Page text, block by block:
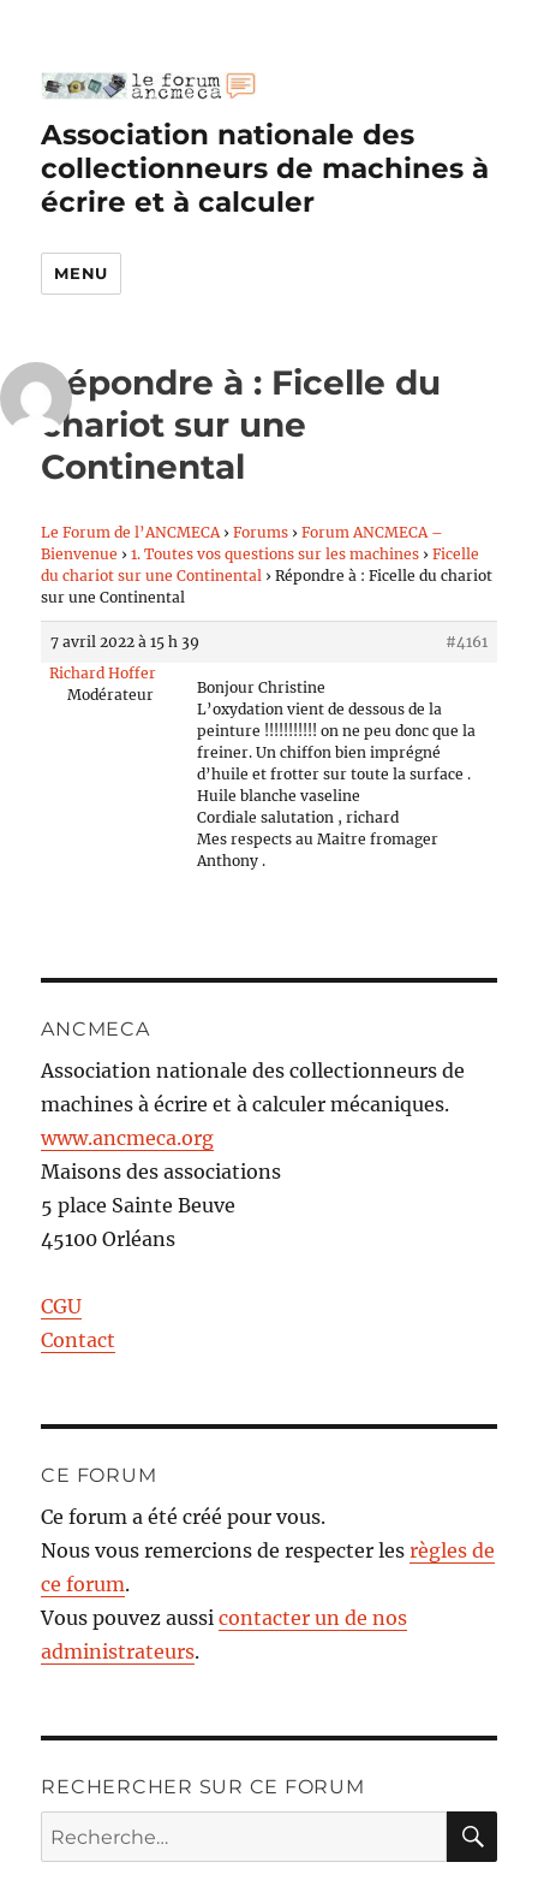
Association nationale des
collectionneurs de machines à
écrire et à calculer
MENU
Répondre à : Ficelle du
chariot sur une
Continental
Le Forum de l’ANCMECA › Forums › Forum ANCMECA –
Bienvenue › 1. Toutes vos questions sur les machines › Ficelle
du chariot sur une Continental › Répondre à : Ficelle du chariot
sur une Continental
7 avril 2022 à 15 h 39
#4161
Richard Hoffer
Modérateur
Bonjour Christine
L’oxydation vient de dessous de la
peinture !!!!!!!!!!! on ne peu donc que la
freiner. Un chiffon bien imprégné
d’huile et frotter sur toute la surface .
Huile blanche vaseline
Cordiale salutation , richard
Mes respects au Maitre fromager
Anthony .
ANCMECA
Association nationale des collectionneurs de
machines à écrire et à calculer mécaniques.
www.ancmeca.org
Maisons des associations
5 place Sainte Beuve
45100 Orléans
CGU
Contact
CE FORUM
Ce forum a été créé pour vous.
Nous vous remercions de respecter lesrègles de
ce forum.
Vous pouvez aussicontacter un de nos
administrateurs.
RECHERCHER SUR CE FORUM
Recherche
pour :